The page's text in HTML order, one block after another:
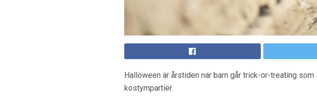
Halloween är årstiden när barn går trick-or-treating
kostympartier.